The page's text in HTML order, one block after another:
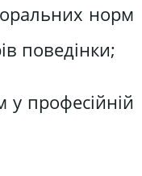
норм
поведінки;
професійній